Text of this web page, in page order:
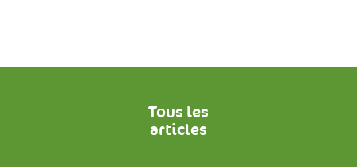
Tous les
articles